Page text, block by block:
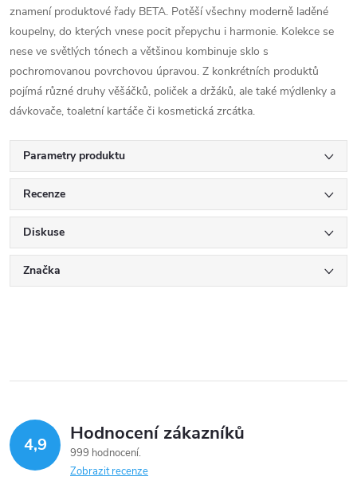
znamení produktové řady BETA. Potěší všechny moderně laděné
koupelny, do kterých vnese pocit přepychu i harmonie. Kolekce se
nese ve světlých tónech a většinou kombinuje sklo s
pochromovanou povrchovou úpravou. Z konkrétních produktů
pojímá různé druhy věšáčků, poliček a držáků, ale také mýdlenky a
dávkovače, toaletní kartáče či kosmetická zrcátka.
Parametry produktu
Recenze
Diskuse
Značka
4,9 Hodnocení zákazníků
999 hodnocení
Zobrazit recenze